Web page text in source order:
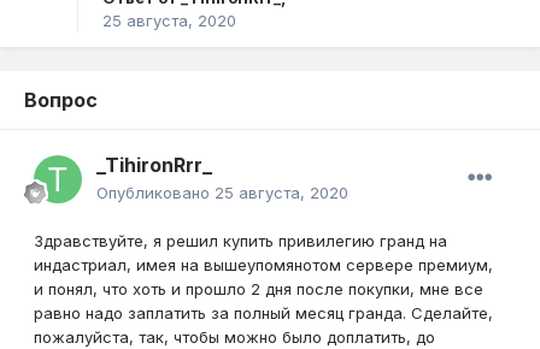
25 августа, 2020
Вопрос
_TihironRrr_
Опубликовано 25 августа, 2020
Здравствуйте, я решил купить привилегию гранд на
индастриал, имея на вышеупомянотом сервере премиум,
и понял, что хоть и прошло 2 дня после покупки, мне все
равно надо заплатить за полный месяц гранда. Сделайте,
пожалуйста, так, чтобы можно было доплатить, до